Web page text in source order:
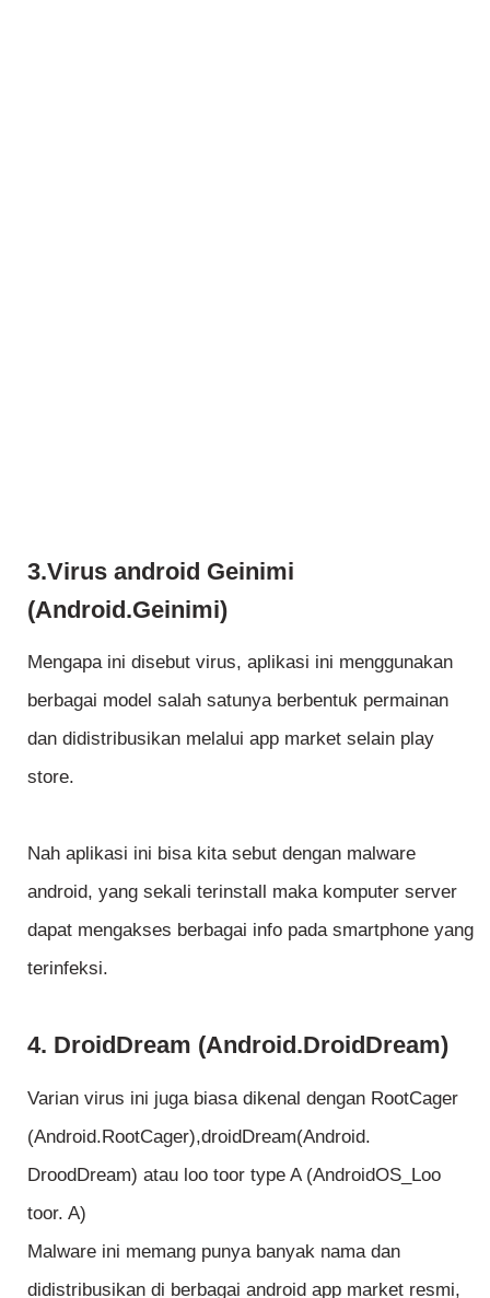
3.Virus android Geinimi
(Android.Geinimi)
Mengapa ini disebut virus, aplikasi ini menggunakan
berbagai model salah satunya berbentuk permainan
dan didistribusikan melalui app market selain play
store.
Nah aplikasi ini bisa kita sebut dengan malware
android, yang sekali terinstall maka komputer server
dapat mengakses berbagai info pada smartphone yang
terinfeksi.
4. DroidDream (Android.DroidDream)
Varian virus ini juga biasa dikenal dengan RootCager
(Android.RootCager),droidDream(Android.
DroodDream) atau loo toor type A (AndroidOS_Loo
toor. A)
Malware ini memang punya banyak nama dan
didistribusikan di berbagai android app market resmi,